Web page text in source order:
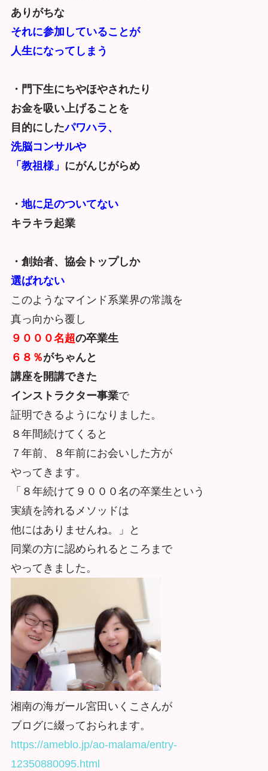
ありがちな
それに参加していることが
人生になってしまう
・門下生にちやほやされたり
お金を吸い上げることを
目的にしたパワハラ、
洗脳コンサルや
「教祖様」 にがんじがらめ
・地に足のついてない
キラキラ起業
・創始者、協会トップしか
選ばれない
このようなマインド系業界の常識を
真っ向から覆し
９０００名超の卒業生
６８％がちゃんと
講座を開講できた
インストラクター事業で
証明できるようになりました。
８年間続けてくると
７年前、８年前にお会いした方が
やってきます。
「８年続けて９０００名の卒業生という
実績を誇れるメソッドは
他にはありませんね。」と
同業の方に認められるところまで
やってきました。
湘南の海ガール宮田いくこさんが
ブログに綴っておられます。
https://ameblo.jp/ao-malama/entry-
12350880095.html